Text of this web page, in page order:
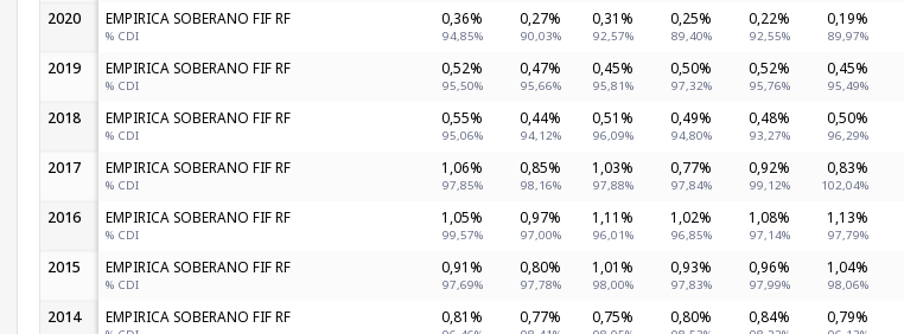
2020 EMPIRICA SOBERANO FIF RF
% CDI
0,36%
94,85%
0,27%
90,03%
0,31%
92,57%
0,25%
89,40%
0,22%
92,55%
0,19%
89,97%
2019 EMPIRICA SOBERANO FIF RF
% CDI
0,52%
95,50%
0,47%
95,66%
0,45%
95,81%
0,50%
97,32%
0,52%
95,76%
0,45%
95,49%
2018 EMPIRICA SOBERANO FIF RF
% CDI
0,55%
95,06%
0,44%
94,12%
0,51%
96,09%
0,49%
94,80%
0,48%
93,27%
0,50%
96,29%
2017 EMPIRICA SOBERANO FIF RF
% CDI
1,06%
97,85%
0,85%
98,16%
1,03%
97,88%
0,77%
97,84%
0,92%
99,12%
0,83%
102,04%
2016 EMPIRICA SOBERANO FIF RF
% CDI
1,05%
99,57%
0,97%
97,00%
1,11%
96,01%
1,02%
96,85%
1,08%
97,14%
1,13%
97,79%
2015 EMPIRICA SOBERANO FIF RF
% CDI
0,91%
97,69%
0,80%
97,78%
1,01%
98,00%
0,93%
97,83%
0,96%
97,99%
1,04%
98,06%
2014 EMPIRICA SOBERANO FIF RF 0,81% 0,77% 0,75% 0,80% 0,84% 0,79%